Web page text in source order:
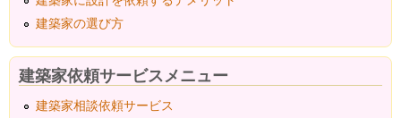
建築家の選び方
建築家依頼サービスメニュー
建築家相談依頼サービス